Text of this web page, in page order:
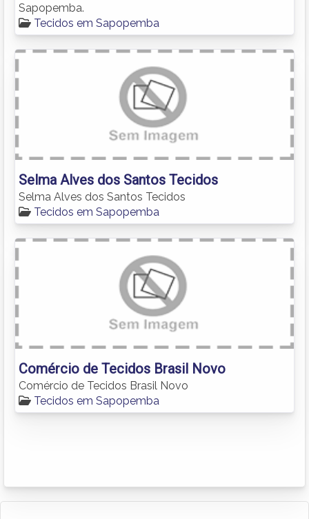
Sapopemba.
Tecidos em Sapopemba
Selma Alves dos Santos Tecidos
Selma Alves dos Santos Tecidos
Tecidos em Sapopemba
Comércio de Tecidos Brasil Novo
Comércio de Tecidos Brasil Novo
Tecidos em Sapopemba